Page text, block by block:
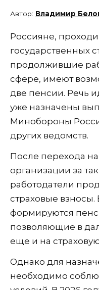
Владимир
Россияне,
государственных
продолжившие
сфере, имеют
две пенсии. Речь
уже назначены
Минобороны
других ведомств.
После перехода
организации за
работодатели
страховые взносы.
формируются
позволяющие в
еще и на
Однако для
необходимо